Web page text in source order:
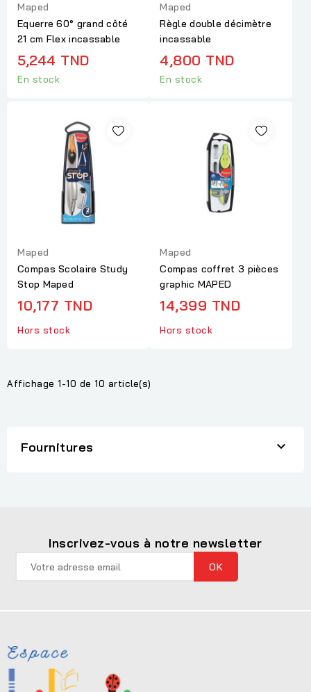
Maped
Equerre 60° grand côté
21 cm Flex incassable
5,244 TND
En stock
Maped
Règle double décimètre
incassable
4,800 TND
En stock
Maped
Compas Scolaire Study
Stop Maped
10,177 TND
Hors stock
Maped
Compas coffret 3 pièces
graphic MAPED
14,399 TND
Hors stock
Affichage 1-10 de 10 article(s)
Fournitures 
Inscrivez-vous à notre newsletter